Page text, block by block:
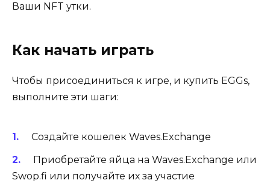
Ваши NFT утки.
Как начать играть
Чтобы присоединиться к игре, и купить EGGs,
выполните эти шаги:
Создайте кошелек Waves.Exchange
Приобретайте яйца на Waves.Exchange или
Swop.fi или получайте их за участие